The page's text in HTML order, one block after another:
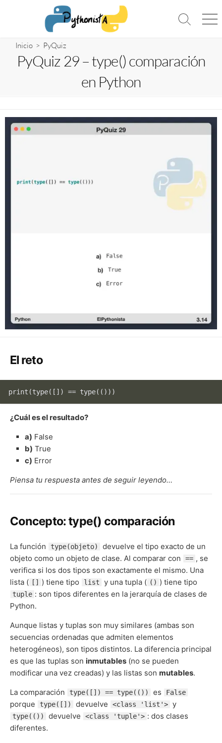
Alternar
Inicio > PyQuiz
PyQuiz 29 – type() comparación
en Python
El reto
print (type([]) == type(()))
¿Cuál es el resultado?
a) False
b) True
c) Error
Piensa tu respuesta antes de seguir leyendo…
Concepto: type() comparación
La función type(objeto)
devuelve el tipo exacto de un
objeto como un objeto de clase. Al comparar con
== , se
verifica si los dos tipos son exactamente el mismo. Una
lista ( [] ) tiene tipo list y una tupla ( () ) tiene tipo
tuple : son tipos diferentes en la jerarquía de clases de
Python.
Aunque listas y tuplas son muy similares (ambas son
secuencias ordenadas que admiten elementos
heterogéneos), son tipos distintos. La diferencia principal
es que las tuplas son inmutables (no se pueden
modificar una vez creadas) y las listas son mutables.
La comparación type([]) == type(()) es False
porque type([]) devuelve <class 'list'> y
type(()) devuelve <class 'tuple'> : dos clases
diferentes.